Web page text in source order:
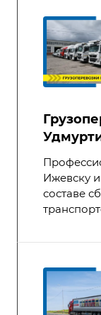
Ижевску
составе